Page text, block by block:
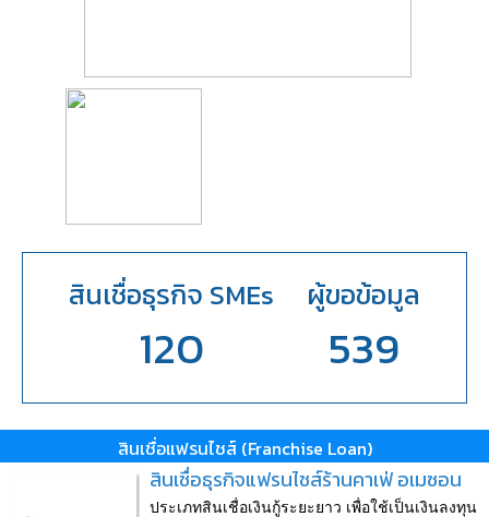
สินเชื่อธุรกิจ SMEs
120
ผู้ขอข้อมูล
539
สินเชื่อแฟรนไชส์ (Franchise Loan)
สินเชื่อธุรกิจแฟรนไชส์ร้านคาเฟ่ อเมซอน
ประเภทสินเชื่อเงินกู้ระยะยาว เพื่อใช้เป็นเงินลงทุน